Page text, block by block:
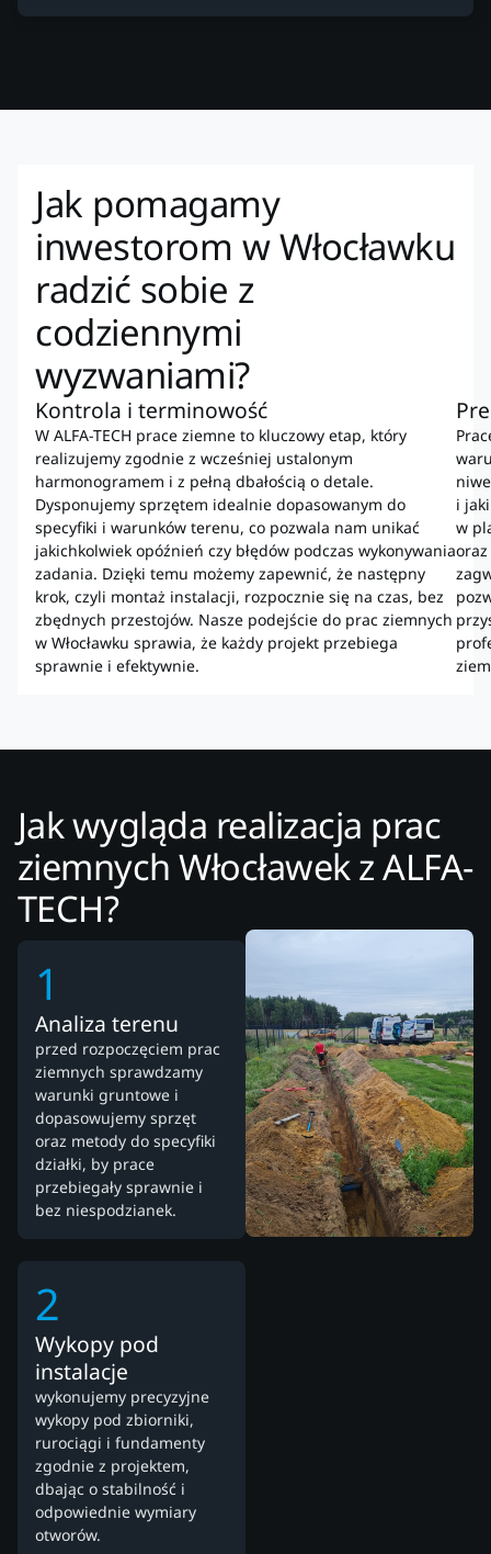
Jak pomagamy
inwestorom w Włocławku
radzić sobie z
codziennymi
wyzwaniami?
Kontrola i terminowość
W ALFA-TECH prace ziemne to kluczowy etap, który
realizujemy zgodnie z wcześniej ustalonym
harmonogramem i z pełną dbałością o detale.
Dysponujemy sprzętem idealnie dopasowanym do
specyfiki i warunków terenu, co pozwala nam unikać
jakichkolwiek opóźnień czy błędów podczas wykonywania
zadania. Dzięki temu możemy zapewnić, że następny
krok, czyli montaż instalacji, rozpocznie się na czas, bez
zbędnych przestojów. Nasze podejście do prac ziemnych
w Włocławku sprawia, że każdy projekt przebiega
sprawnie i efektywnie.
i
w
Jak wygląda realizacja prac
ziemnych Włocławek z ALFA-
TECH?
1
Analiza terenu
przed rozpoczęciem prac
ziemnych sprawdzamy
warunki gruntowe i
dopasowujemy sprzęt
oraz metody do specyfiki
działki, by prace
przebiegały sprawnie i
bez niespodzianek.
2
Wykopy pod
instalacje
wykonujemy precyzyjne
wykopy pod zbiorniki,
rurociągi i fundamenty
zgodnie z projektem,
dbając o stabilność i
odpowiednie wymiary
otworów.